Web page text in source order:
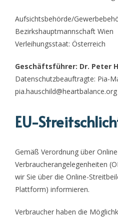
Aufsichtsbehörde/
Bezirkshauptmannschaft Wien
Verleihungsstaat: Österreich
Geschäftsführer: Dr. Peter
Datenschutzbeauftragte: Pia-
pia.hauschild@heartbalance.org
EU-
Gemäß Verordnung über
Verbraucherangelegenheiten
wir Sie über die Online-
Plattform) informieren.
Verbraucher haben die